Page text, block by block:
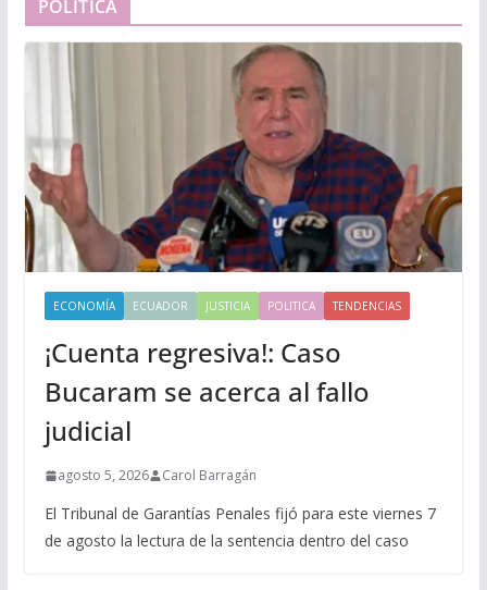
POLÍTICA
ECONOMÍA ECUADOR JUSTICIA POLITICA TENDENCIAS
¡Cuenta regresiva!: Caso
Bucaram se acerca al fallo
judicial
agosto 5, 2026 Carol Barragán
El Tribunal de Garantías Penales fijó para este viernes 7
de agosto la lectura de la sentencia dentro del caso